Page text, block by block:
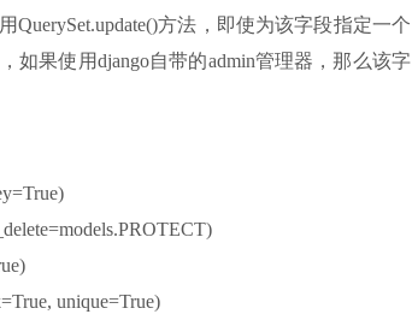
方法，即使为该字段指定一个
如果使用django自带的admin管理器，那么该字
unique=True)